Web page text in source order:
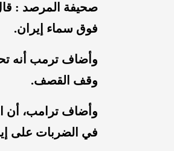
صحيفة المرصد :
فوق سماء إيران.
وأضاف ترمب أنه
وقف القصف.
وأضاف ترامب، أن
في الضربات على